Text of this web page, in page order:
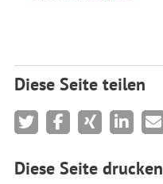
Diese Seite teilen
Diese Seite drucken